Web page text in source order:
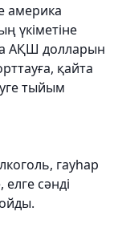
америка
үкіметіне
АҚШ долларын
қайта
тыйым
гауһар
сәнді